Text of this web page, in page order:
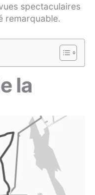
spectaculaires
remarquable.
la